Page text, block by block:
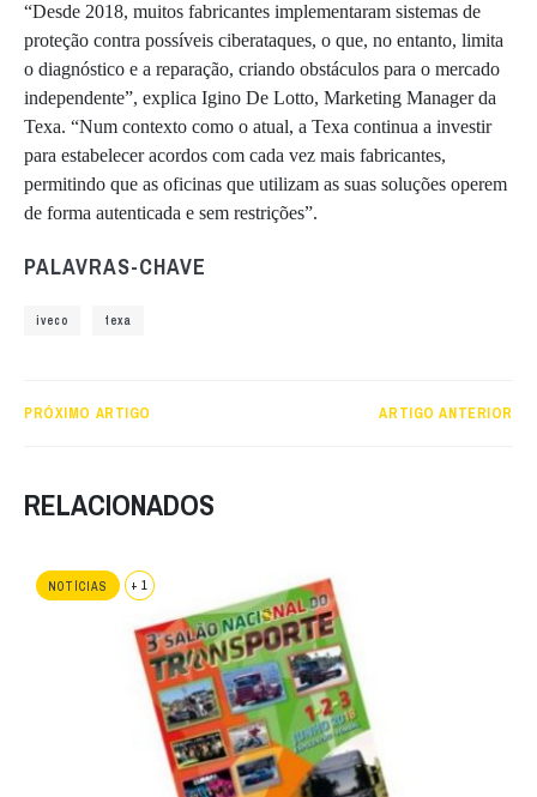
“Desde 2018, muitos fabricantes implementaram sistemas de
proteção contra possíveis ciberataques, o que, no entanto, limita
o diagnóstico e a reparação, criando obstáculos para o mercado
independente”, explica Igino De Lotto, Marketing Manager da
Texa. “Num contexto como o atual, a Texa continua a investir
para estabelecer acordos com cada vez mais fabricantes,
permitindo que as oficinas que utilizam as suas soluções operem
de forma autenticada e sem restrições”.
PALAVRAS-CHAVE
iveco texa
PRÓXIMO ARTIGO ARTIGO ANTERIOR
RELACIONADOS
NOTÍCIAS + 1